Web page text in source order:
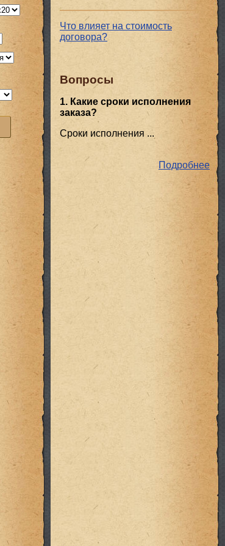
Что влияет на стоимость
договора?
Вопросы
1. Какие сроки исполнения
заказа?
Сроки исполнения ...
Подробнее